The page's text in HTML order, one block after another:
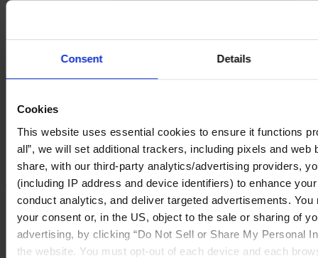
Consent Details
Cookies
This website uses essential cookies to ensure it functions
all”, we will set additional trackers, including pixels and web
share, with our third-party analytics/advertising providers,
(including IP address and device identifiers) to enhance
conduct analytics, and deliver targeted advertisements.
your consent or, in the US, object to the sale or sharing of
advertising, by clicking “Do Not Sell or Share My Personal
the website. You must opt-out of each device and each
The Digital Eureka Moment
2 mins read
Share
Share on LinkedIn Share via Email